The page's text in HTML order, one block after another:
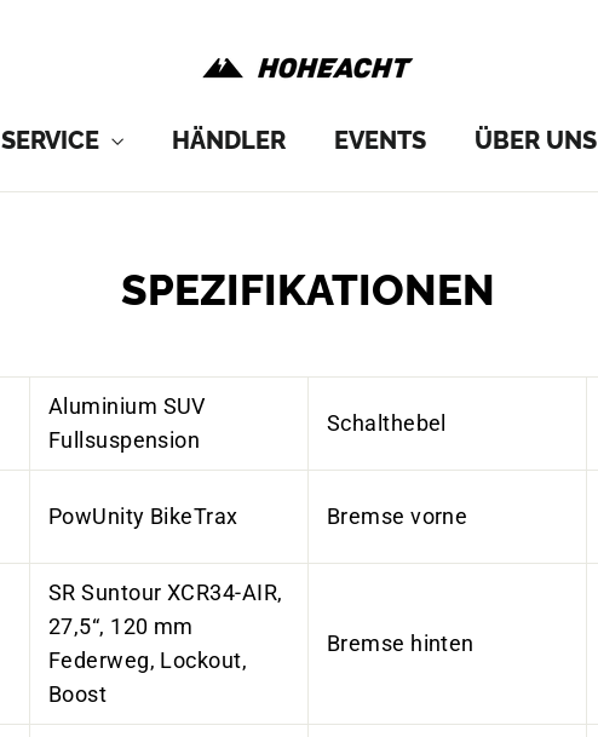
SERVICE HÄNDLER EVENTS ÜBER UNS
SPEZIFIKATIONEN
Aluminium SUV
Fullsuspension
Schalthebel
PowUnity BikeTrax Bremse vorne
SR Suntour XCR34-AIR,
27,5“, 120 mm
Federweg, Lockout,
Boost
Bremse hinten